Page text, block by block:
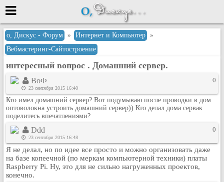
Меню
или войти через
Вход с 7ooo.ru
Регистрация
Забыли пароль?
Данные авторизации одинаковые с
сайтом 7ooo.ru
Форумы
Главная
Поиск
о, Дискус - Форум » Интернет и Компьютер »
Вебмастеринг-Сайтостроение
интересный вопрос . Домашний сервер.
ВоФ
23 сентября 2015 16:40
0
Кто имел домашний сервер? Вот подумываю после проводки в дом
оптоволокна устроить домашний сервер)) Кто делал дома сервак
поделитесь впечатлениями?
Ddd
23 сентября 2015 16:48
0
Я не делал, но по идее все просто и можно организовать даже
на базе копеечной (по меркам компьютерной техники) платы
Raspberry Pi. Ну, это для не сильно нагруженных проектов,
конечно.